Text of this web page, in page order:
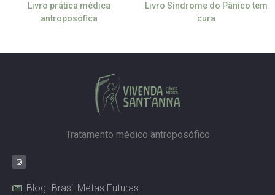
Livro prática médica
antroposófica
Livro Síndrome do Pânico tem
cura
Tratamento médico antroposófico
Blog- Brasil Metas Futuras